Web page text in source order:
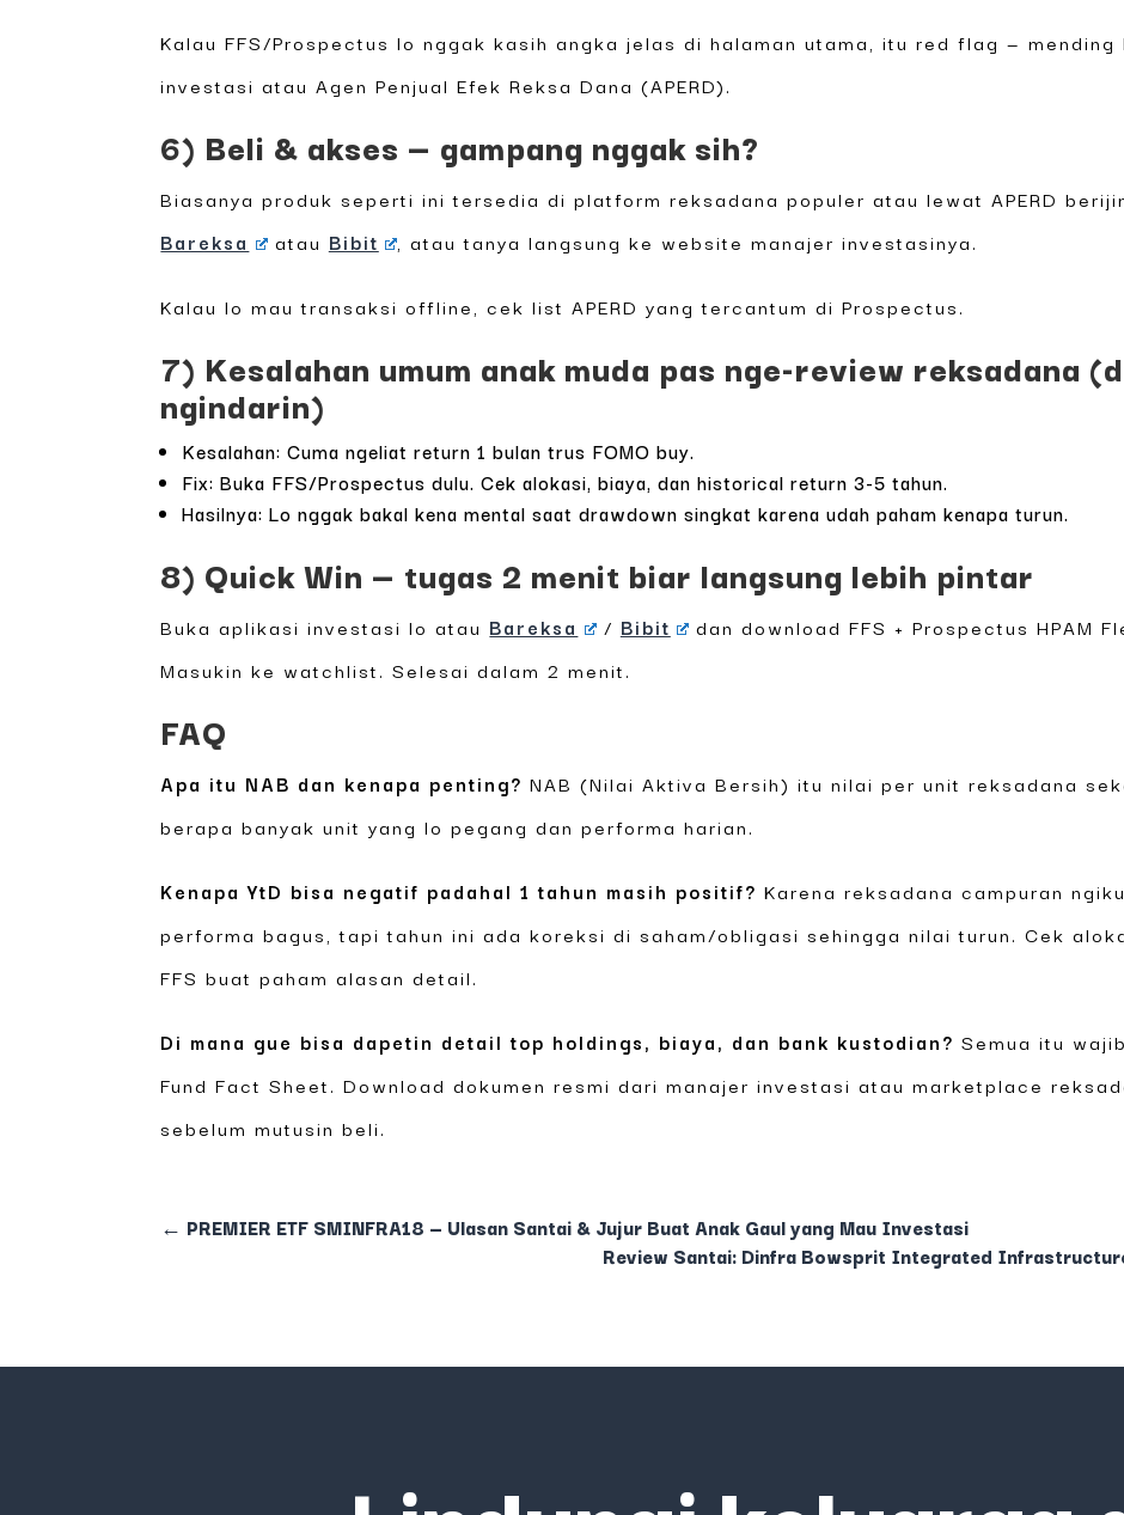
Kalau FFS/Prospectus lo nggak kasih angka jelas di halaman utama, itu red flag —
investasi atau Agen Penjual Efek Reksa Dana (APERD).
6) Beli & akses — gampang nggak sih?
Biasanya produk seperti ini tersedia di platform reksadana populer atau lewat APERD
Bareksa
atau Bibit , atau tanya langsung ke website manajer investasinya.
Kalau lo mau transaksi offline, cek list APERD yang tercantum di Prospectus.
7) Kesalahan umum anak muda pas nge-review reksadana
ngindarin)
Kesalahan: Cuma ngeliat return 1 bulan trus FOMO buy.
Fix: Buka FFS/Prospectus dulu. Cek alokasi, biaya, dan historical return 3-5 tahun.
Hasilnya: Lo nggak bakal kena mental saat drawdown singkat karena udah paham kenapa turun.
8) Quick Win — tugas 2 menit biar langsung lebih pintar
Buka aplikasi investasi lo atau Bareksa / Bibit
dan download FFS + Prospectus HPAM
Masukin ke watchlist. Selesai dalam 2 menit.
FAQ
Apa itu NAB dan kenapa penting? NAB (Nilai Aktiva Bersih) itu nilai per unit reksadana
berapa banyak unit yang lo pegang dan performa harian.
Kenapa YtD bisa negatif padahal 1 tahun masih positif? Karena reksadana campuran
performa bagus, tapi tahun ini ada koreksi di saham/obligasi sehingga nilai turun. Cek
FFS buat paham alasan detail.
Di mana gue bisa dapetin detail top holdings, biaya, dan bank kustodian? Semua itu
Fund Fact Sheet. Download dokumen resmi dari manajer investasi atau marketplace
sebelum mutusin beli.
← PREMIER ETF SMINFRA18 — Ulasan Santai & Jujur Buat Anak Gaul yang Mau Investasi
Review Santai: Dinfra Bowsprit Integrated